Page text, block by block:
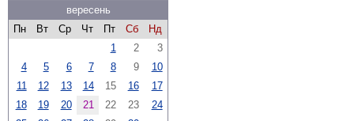
вересень
Пн
Вт Ср Чт Пт Сб
Нд
1
2
3
4
5 6 7 8 9
10
11
12 13 14 15 16
17
18
19 20 21 22 23
24